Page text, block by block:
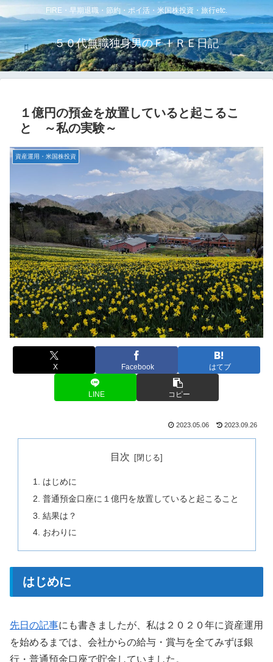
FIRE・早期退職・節約・ポイ活・米国株投資・旅行etc.
５０代無職独身男のＦＩＲＥ日記
１億円の預金を放置していると起こるこ
と ～私の実験～
資産運用・米国株投資
X Facebook はてブ
LINE コピー
2023.05.06 2023.09.26
目次
はじめに
普通預金口座に１億円を放置していると起こること
結果は？
おわりに
はじめに
先日の記事にも書きましたが、私は２０２０年に資産運用
を始めるまでは、会社からの給与・賞与を全てみずほ銀
行・普通預金口座で貯金していました。